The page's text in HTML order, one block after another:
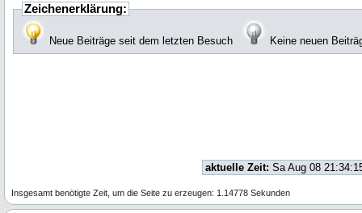
Zeichenerklärung:
Neue Beiträge seit dem letzten Besuch Keine neuen
aktuelle Zeit: Sa Aug 08
Insgesamt benötigte Zeit, um die Seite zu erzeugen: 1.14778 Sekunden